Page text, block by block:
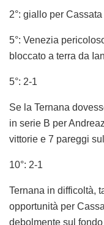
2°: giallo per
5°: Venezia
bloccato a terra da
5°: 2-1
Se la Ternana
in serie B per
vittorie e 7 pareggi
10°: 2-1
Ternana in difficoltà,
opportunità per
debolmente sul fondo